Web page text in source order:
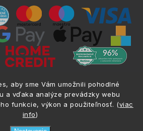
aby sme Vám umožnili pohodlné
a vďaka analýze prevádzky webu
funkcie, výkon a použiteľnosť. (viac
info)
práva vyhradené.